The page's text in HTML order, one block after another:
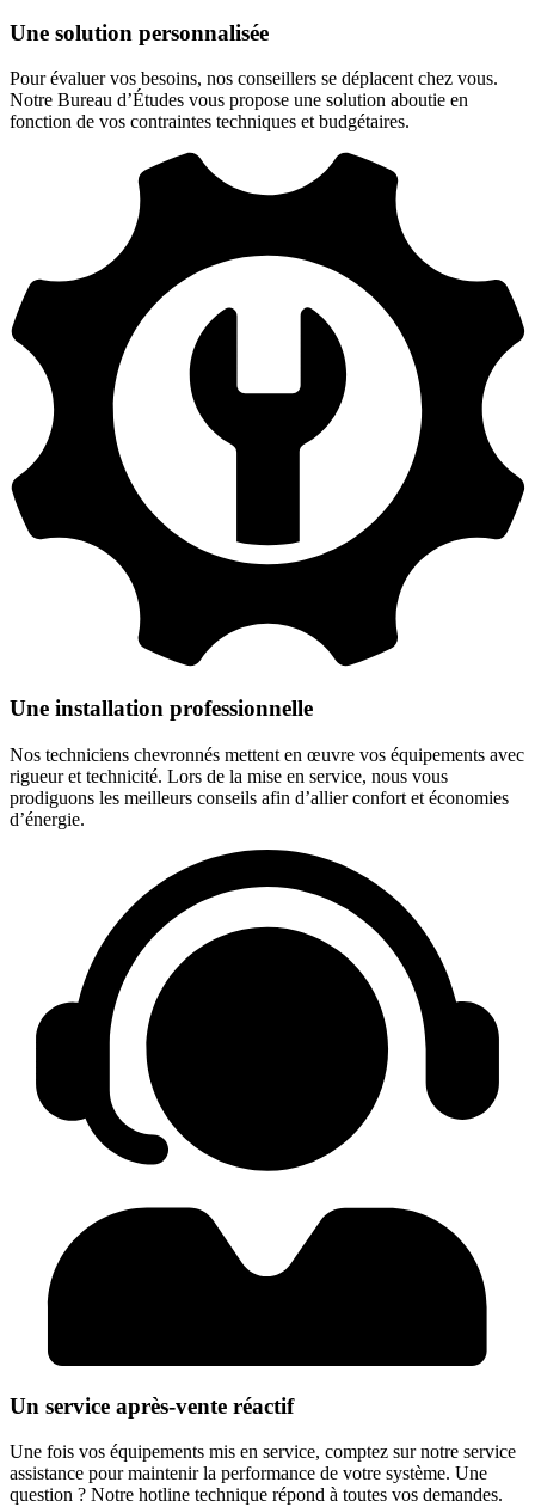
Une solution personnalisée
Pour évaluer vos besoins, nos conseillers se déplacent chez vous.
Notre Bureau d’Études vous propose une solution aboutie en
fonction de vos contraintes techniques et budgétaires.
Une installation professionnelle
Nos techniciens chevronnés mettent en œuvre vos équipements avec
rigueur et technicité. Lors de la mise en service, nous vous
prodiguons les meilleurs conseils afin d’allier confort et économies
d’énergie.
Un service après-vente réactif
Une fois vos équipements mis en service, comptez sur notre service
assistance pour maintenir la performance de votre système. Une
question ? Notre hotline technique répond à toutes vos demandes.